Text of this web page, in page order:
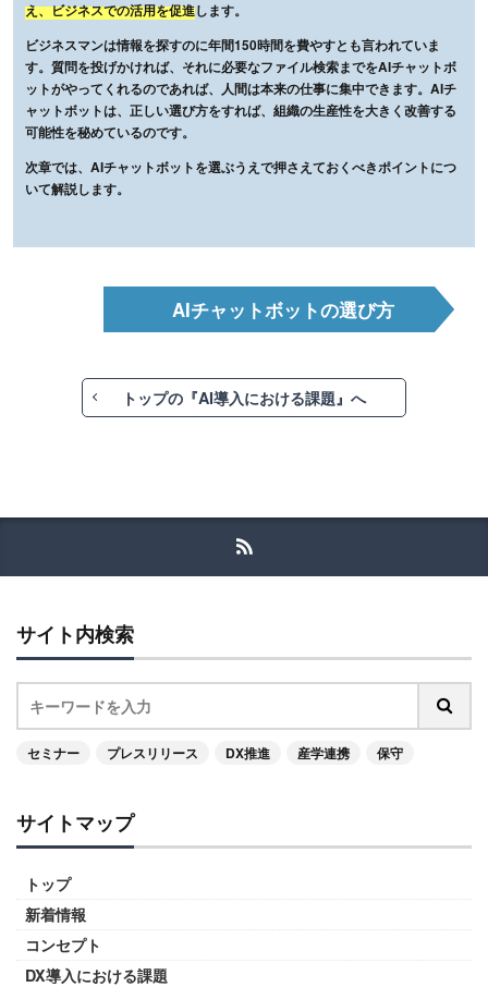
え、ビジネスでの活用を促進します。
ビジネスマンは情報を探すのに年間150時間を費やすとも言われていま
す。質問を投げかければ、それに必要なファイル検索までをAIチャットボ
ットがやってくれるのであれば、人間は本来の仕事に集中できます。AIチ
ャットボットは、正しい選び方をすれば、組織の生産性を大きく改善する
可能性を秘めているのです。
次章では、AIチャットボットを選ぶうえで押さえておくべきポイントにつ
いて解説します。
AIチャットボットの選び方
トップの『AI導入における課題』へ
サイト内検索
セミナー プレスリリース DX推進 産学連携 保守
サイトマップ
トップ
新着情報
コンセプト
DX導入における課題